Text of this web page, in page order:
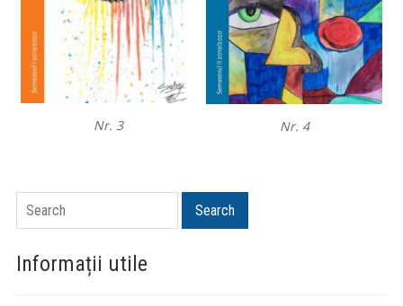
Nr. 3 Nr. 4
Search Search
Informații utile